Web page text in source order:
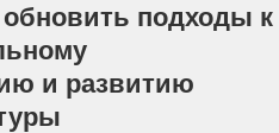
подходы к
и развитию